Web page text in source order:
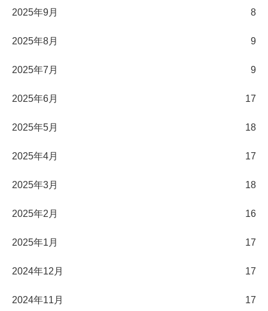
2025年9月 8
2025年8月 9
2025年7月 9
2025年6月 17
2025年5月 18
2025年4月 17
2025年3月 18
2025年2月 16
2025年1月 17
2024年12月 17
2024年11月 17